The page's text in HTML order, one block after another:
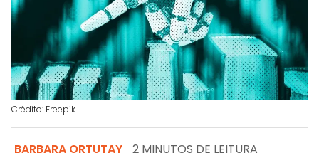
Crédito: Freepik
BARBARA ORTUTAY 2 MINUTOS DE LEITURA